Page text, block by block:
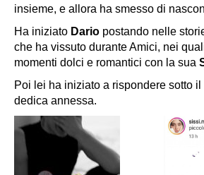
insieme, e allora ha smesso di
Ha iniziato Dario postando nelle
che ha vissuto durante Amici, nei
momenti dolci e romantici con la sua
Poi lei ha iniziato a rispondere sotto
dedica annessa.